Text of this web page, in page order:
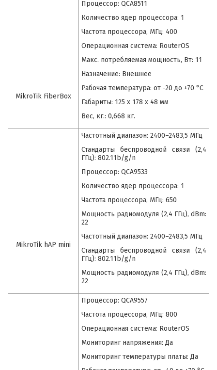
MikroTik FiberBox
Процессор: QCA8511
Количество ядер процессора: 1
Частота процессора, МГц: 400
Операционная система: RouterOS
Макс. потребляемая мощность, Вт: 11
Назначение: Внешнее
Рабочая температура: от -20 до +70 °C
Габариты: 125 x 178 x 48 мм
Вес, кг.: 0,668 кг.
MikroTik hAP mini
Частотный диапазон: 2400–2483,5 МГц
Стандарты беспроводной связи (2,4
ГГц): 802.11b/g/n
Процессор: QCA9533
Количество ядер процессора: 1
Частота процессора, МГц: 650
Мощность радиомодуля (2,4 ГГц), dBm:
22
Частотный диапазон: 2400–2483,5 МГц
Стандарты беспроводной связи (2,4
ГГц): 802.11b/g/n
Мощность радиомодуля (2,4 ГГц), dBm:
22
Процессор: QCA9557
Частота процессора, МГц: 800
Операционная система: RouterOS
Мониторинг напряжения: Да
Мониторинг температуры платы: Да